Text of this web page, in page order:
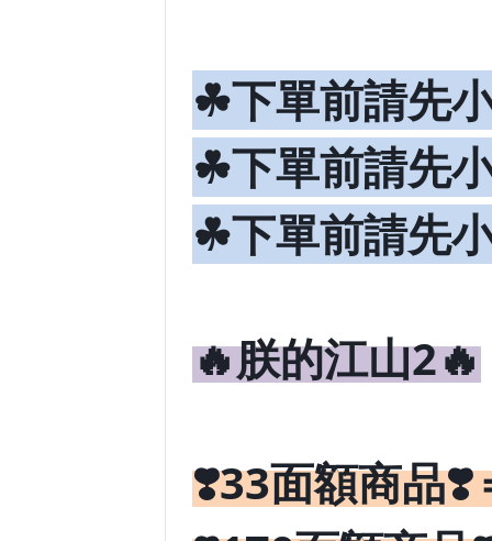
☘下單前請先
☘下單前請先
☘下單前請先
🔥朕的江山2🔥
❣️33面額商品❣️